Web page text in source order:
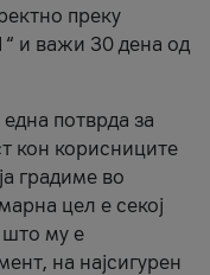
преку
и важи 30 дена од
потврда за
кон корисниците
градиме во
цел е секој
што му е
на најсигурен